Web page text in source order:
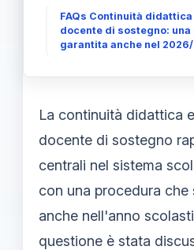
FAQs Continuità
docente di sostegno:
garantita anche nel 2026/
La continuità didattica
docente di sostegno
centrali nel sistema
con una procedura che
anche nell'anno
questione è stata